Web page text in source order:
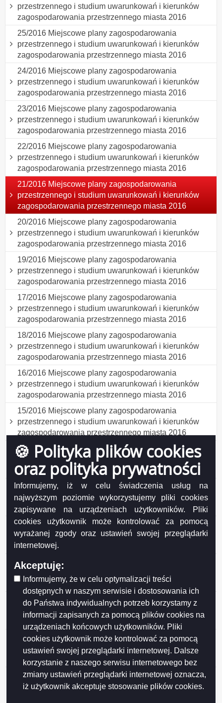
🍪 Polityka plików cookies
oraz polityka prywatności
Informujemy, iż w celu świadczenia usług na
najwyższym poziomie wykorzystujemy pliki cookies
zapisywane na urządzeniach użytkowników. Pliki
cookies użytkownik może kontrolować za pomocą
wyrażanej zgody oraz ustawień swojej przeglądarki
internetowej.
Akceptuję:
Informujemy, że w celu optymalizacji treści
dostępnych w naszym serwisie i dostosowania ich
do Państwa indywidualnych potrzeb korzystamy z
informacji zapisanych za pomocą plików cookies na
urządzeniach końcowych użytkowników. Pliki
cookies użytkownik może kontrolować za pomocą
ustawień swojej przeglądarki internetowej. Dalsze
korzystanie z naszego serwisu internetowego bez
zmiany ustawień przeglądarki internetowej oznacza,
iż użytkownik akceptuje stosowanie plików cookies.
przestrzennego i studium uwarunkowań i kierunków
zagospodarowania przestrzennego miasta 2016
25/2016 Miejscowe plany zagospodarowania
przestrzennego i studium uwarunkowań i kierunków
zagospodarowania przestrzennego miasta 2016
24/2016 Miejscowe plany zagospodarowania
przestrzennego i studium uwarunkowań i kierunków
zagospodarowania przestrzennego miasta 2016
23/2016 Miejscowe plany zagospodarowania
przestrzennego i studium uwarunkowań i kierunków
zagospodarowania przestrzennego miasta 2016
22/2016 Miejscowe plany zagospodarowania
przestrzennego i studium uwarunkowań i kierunków
zagospodarowania przestrzennego miasta 2016
21/2016 Miejscowe plany zagospodarowania
przestrzennego i studium uwarunkowań i kierunków
zagospodarowania przestrzennego miasta 2016
20/2016 Miejscowe plany zagospodarowania
przestrzennego i studium uwarunkowań i kierunków
zagospodarowania przestrzennego miasta 2016
19/2016 Miejscowe plany zagospodarowania
przestrzennego i studium uwarunkowań i kierunków
zagospodarowania przestrzennego miasta 2016
17/2016 Miejscowe plany zagospodarowania
przestrzennego i studium uwarunkowań i kierunków
zagospodarowania przestrzennego miasta 2016
18/2016 Miejscowe plany zagospodarowania
przestrzennego i studium uwarunkowań i kierunków
zagospodarowania przestrzennego miasta 2016
16/2016 Miejscowe plany zagospodarowania
przestrzennego i studium uwarunkowań i kierunków
zagospodarowania przestrzennego miasta 2016
15/2016 Miejscowe plany zagospodarowania
przestrzennego i studium uwarunkowań i kierunków
zagospodarowania przestrzennego miasta 2016
14/2016 Miejscowe plany zagospodarowania
przestrzennego i studium uwarunkowań i kierunków
zagospodarowania przestrzennego miasta 2016
13/2016 Miejscowe plany zagospodarowania
przestrzennego i studium uwarunkowań i kierunków
zagospodarowania przestrzennego miasta 2016
12/2016 Miejscowe plany zagospodarowania
przestrzennego i studium uwarunkowań i kierunków
zagospodarowania przestrzennego miasta 2016
11/2016 Miejscowe plany zagospodarowania
przestrzennego i studium uwarunkowań i kierunków
zagospodarowania przestrzennego miasta 2016
10/2016 Miejscowe plany zagospodarowania
przestrzennego i studium uwarunkowań i kierunków
zagospodarowania przestrzennego miasta 2016
.Miejscowe plany zagospodarowania przestrzennego i
studium uwarunkowań i kierunków zagospodarowania
przestrzennego miasta 2016
9/2016 Miejscowe plany zagospodarowania
przestrzennego i studium uwarunkowań i kierunków